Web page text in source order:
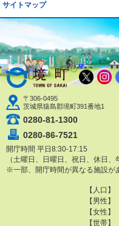
サイトマップ
境町公式ホ
〒306-0495
茨城県猿島郡境町391番地1
0280-81-1300
0280-86-7521
開庁時間 平日8:30-17:15
（土曜日、日曜日、祝日、休日、
※一部、開庁時間が異なる施設が
X